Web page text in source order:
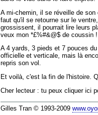
A mi-chemin, il se réveille de
faut qu'il se retourne sur le
grossissent, il pourrait lire leurs
veux mon *£%#&@$ de coussin
A 4 yards, 3 pieds et 7 pouces
officielle et verticale, mais là
repris son vol.
Et voilà, c'est la fin de l'histoire.
Cher lecteur : tu peux cliquer ici
Gilles Tran © 1993-2009